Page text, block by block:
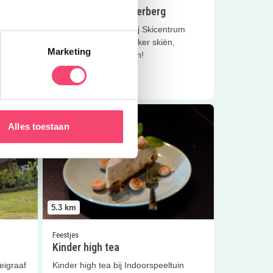
Marketing
Alles toestaan
Skifeestje in Soesterberg
Vier je kinderfeestje bij Skicentrum
Soesterberg en ga lekker skiën,
snowboarden en tuben!
Lees meer
5.3 km
Feestjes
Kinder high tea
Kinder high tea bij Indoorspeeltuin
Lees meer Kinder high tea